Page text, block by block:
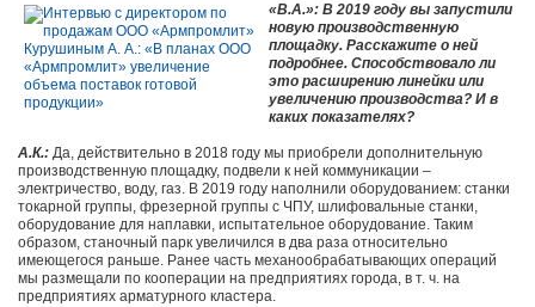
«В.А.»: В 2019 году вы запустили
новую производственную
площадку. Расскажите о ней
подробнее. Способствовало ли
это расширению линейки или
увеличению производства? И в
каких показателях?
А.К.: Да, действительно в 2018 году мы приобрели дополнительную
производственную площадку, подвели к ней коммуникации –
электричество, воду, газ. В 2019 году наполнили оборудованием: станки
токарной группы, фрезерной группы с ЧПУ, шлифовальные станки,
оборудование для наплавки, испытательное оборудование. Таким
образом, станочный парк увеличился в два раза относительно
имеющегося раньше. Ранее часть механообрабатывающих операций
мы размещали по кооперации на предприятиях города, в т. ч. на
предприятиях арматурного кластера.